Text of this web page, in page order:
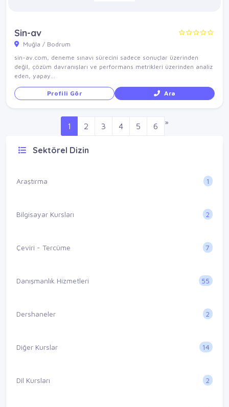
Sin-av
Muğla / Bodrum
sin-av.com, deneme sınavı sürecini sadece sonuçlar üzerinden
değil, çözüm davranışları ve performans metrikleri üzerinden analiz
eden, yapay...
Profili Gör Ara
1 2 3 4 5 6 »
Sektörel Dizin
Araştırma 1
Bilgisayar Kursları 2
Çeviri - Tercüme 7
Danışmanlık Hizmetleri 55
Dershaneler 2
Diğer Kurslar 14
Dil Kursları 2